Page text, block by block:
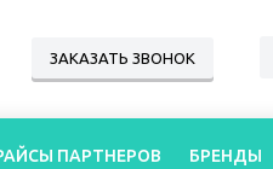
ЗАКАЗАТЬ ЗВОНОК
ПАРТНЕРОВ БРЕНДЫ